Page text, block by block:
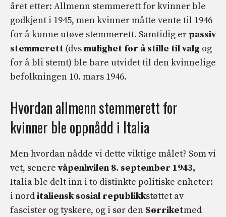
året etter: Allmenn stemmerett for kvinner ble
godkjent i 1945, men kvinner måtte vente til 1946
for å kunne utøve stemmerett. Samtidig er passiv
stemmerett (dvsmulighet for å stille til valg og
for å bli stemt) ble bare utvidet til den kvinnelige
befolkningen 10. mars 1946.
Hvordan allmenn stemmerett for
kvinner ble oppnådd i Italia
Men hvordan nådde vi dette viktige målet? Som vi
vet, senere våpenhvilen 8. september 1943,
Italia ble delt inn i to distinkte politiske enheter:
i norditaliensk sosial republikkstøttet av
fascister og tyskere, og i sør den Sørriketmed